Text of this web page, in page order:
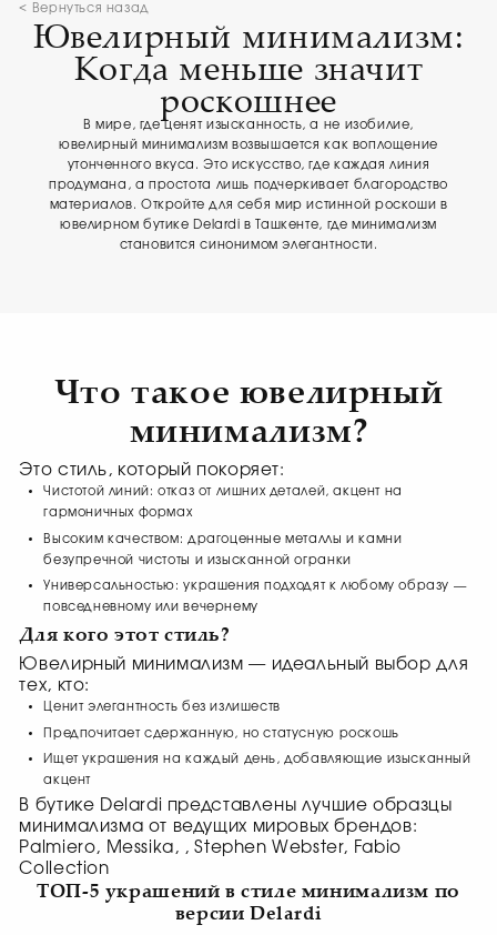
< Вернуться назад
Ювелирный минимализм:
Когда меньше значит
роскошнее
В мире, где ценят изысканность, а не изобилие,
ювелирный минимализм возвышается как воплощение
утонченного вкуса. Это искусство, где каждая линия
продумана, а простота лишь подчеркивает благородство
материалов. Откройте для себя мир истинной роскоши в
ювелирном бутике Delardi в Ташкенте, где минимализм
становится синонимом элегантности.
Что такое ювелирный
минимализм?
Это стиль, который покоряет:
Чистотой линий: отказ от лишних деталей, акцент на
гармоничных формах
Высоким качеством: драгоценные металлы и камни
безупречной чистоты и изысканной огранки
Универсальностью: украшения подходят к любому образу —
повседневному или вечернему
Для кого этот стиль?
Ювелирный минимализм — идеальный выбор для
тех, кто:
Ценит элегантность без излишеств
Предпочитает сдержанную, но статусную роскошь
Ищет украшения на каждый день, добавляющие изысканный
акцент
В бутике Delardi представлены лучшие образцы
минимализма от ведущих мировых брендов:
Palmiero, Messika, , Stephen Webster, Fabio
Collection
ТОП-5 украшений в стиле минимализм по
версии Delardi